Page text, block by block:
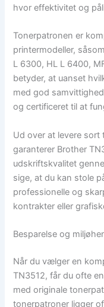
hvor effektivitet og
Tonerpatronen er
printermodeller,
L 6300, HL L 6400,
betyder, at uanset
med god
og certificeret til at
Ud over at levere
garanterer Brother
udskriftskvalitet
sige, at du kan stole
professionelle og
kontrakter eller
Besparelse og
Når du vælger en
TN3512, får du ofte
med originale
tonerpatroner ligger